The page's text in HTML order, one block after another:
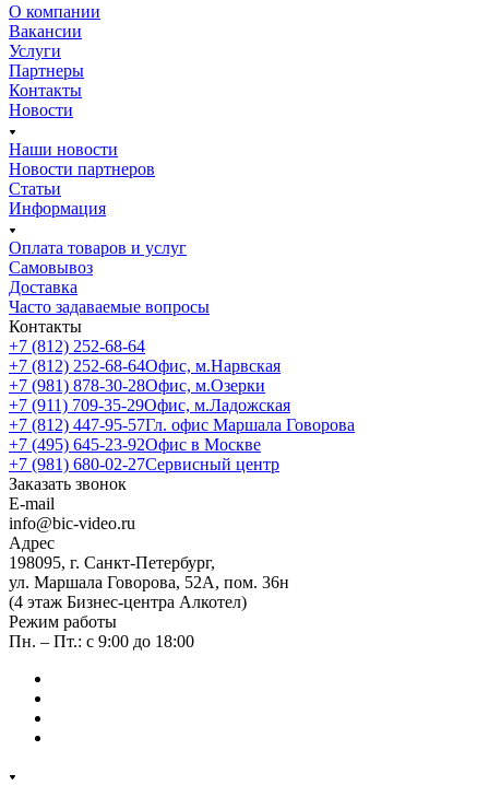
О компании
Вакансии
Услуги
Партнеры
Контакты
Новости
Наши новости
Новости партнеров
Статьи
Информация
Оплата товаров и услуг
Самовывоз
Доставка
Часто задаваемые вопросы
Контакты
+7 (812) 252-68-64
+7 (812) 252-68-64Офис, м.Нарвская
+7 (981) 878-30-28Офис, м.Озерки
+7 (911) 709-35-29Офис, м.Ладожская
+7 (812) 447-95-57Гл. офис Маршала Говорова
+7 (495) 645-23-92Офис в Москве
+7 (981) 680-02-27Сервисный центр
Заказать звонок
E-mail
info@bic-video.ru
Адрес
198095, г. Санкт-Петербург,
ул. Маршала Говорова, 52А, пом. 36н
(4 этаж Бизнес-центра Алкотел)
Режим работы
Пн. – Пт.: с 9:00 до 18:00